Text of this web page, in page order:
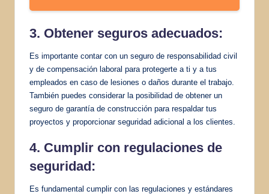
3. Obtener seguros adecuados:
Es importante contar con un seguro de responsabilidad civil
y de compensación laboral para protegerte a ti y a tus
empleados en caso de lesiones o daños durante el trabajo.
También puedes considerar la posibilidad de obtener un
seguro de garantía de construcción para respaldar tus
proyectos y proporcionar seguridad adicional a los clientes.
4. Cumplir con regulaciones de
seguridad:
Es fundamental cumplir con las regulaciones y estándares